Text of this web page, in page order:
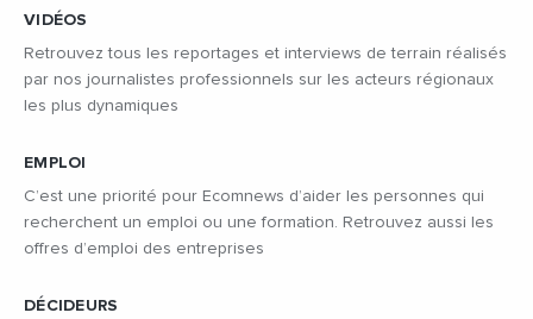
VIDÉOS
Retrouvez tous les reportages et interviews de terrain réalisés
par nos journalistes professionnels sur les acteurs régionaux
les plus dynamiques
EMPLOI
C’est une priorité pour Ecomnews d’aider les personnes qui
recherchent un emploi ou une formation. Retrouvez aussi les
offres d’emploi des entreprises
DÉCIDEURS